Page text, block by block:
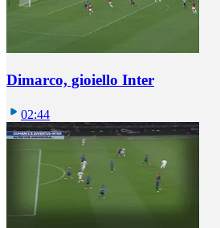
Dimarco, gioiello Inter
02:44